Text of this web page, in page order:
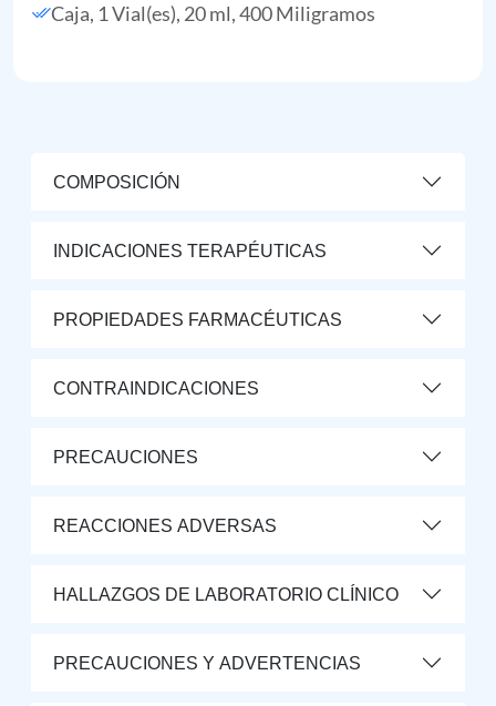
Caja, 1 Vial(es), 20 ml, 400 Miligramos
COMPOSICIÓN
INDICACIONES TERAPÉUTICAS
PROPIEDADES FARMACÉUTICAS
CONTRAINDICACIONES
PRECAUCIONES
REACCIONES ADVERSAS
HALLAZGOS DE LABORATORIO CLÍNICO
PRECAUCIONES Y ADVERTENCIAS